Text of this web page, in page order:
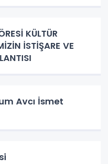
KÜLTÜR
VE
Avcı İsmet